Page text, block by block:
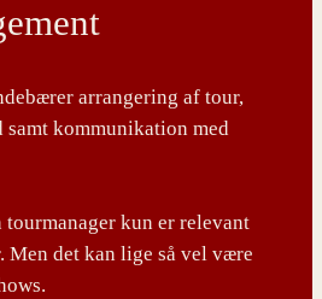
arrangering af tour,
kommunikation med
kun er relevant
Men det kan lige så vel være